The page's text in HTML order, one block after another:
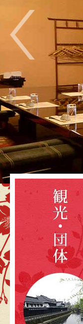
previous